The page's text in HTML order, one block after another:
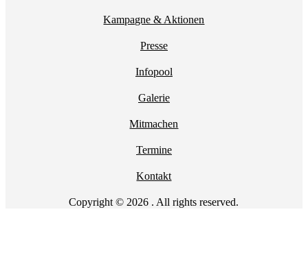
Kampagne & Aktionen
Presse
Infopool
Galerie
Mitmachen
Termine
Kontakt
Copyright © 2026 . All rights reserved.